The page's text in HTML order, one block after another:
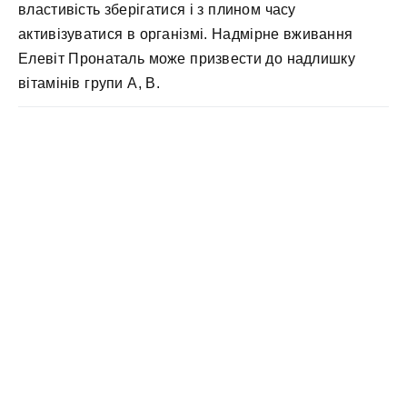
властивість зберігатися і з плином часу
активізуватися в організмі. Надмірне вживання
Елевіт Пронаталь може призвести до надлишку
вітамінів групи А, В.